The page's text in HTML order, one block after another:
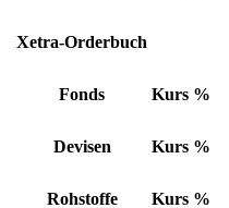
Xetra-Orderbuch
Fonds Kurs %
Devisen Kurs %
Rohstoffe Kurs %